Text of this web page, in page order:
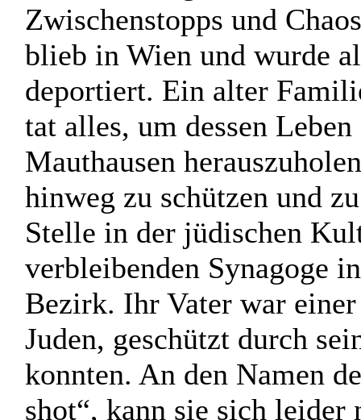
Zwischenstopps und
blieb in Wien und wurde
deportiert. Ein alter
tat alles, um dessen
Mauthausen
hinweg zu schützen und
Stelle in der jüdischen
verbleibenden Synagoge
Bezirk. Ihr Vater war
Juden, geschützt durch
konnten. An den Namen
shot“, kann sie sich